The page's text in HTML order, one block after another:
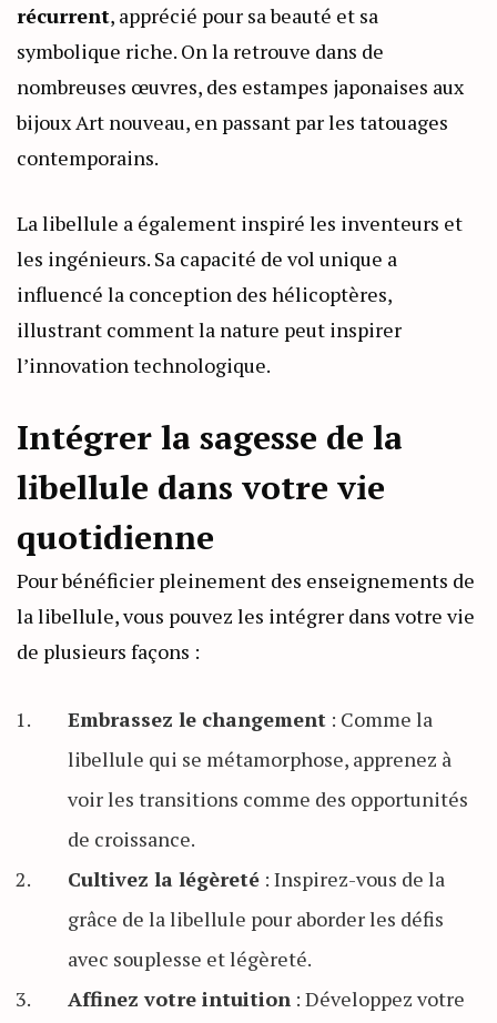
récurrent, apprécié pour sa beauté et sa
symbolique riche. On la retrouve dans de
nombreuses œuvres, des estampes japonaises aux
bijoux Art nouveau, en passant par les tatouages
contemporains.
La libellule a également inspiré les inventeurs et
les ingénieurs. Sa capacité de vol unique a
influencé la conception des hélicoptères,
illustrant comment la nature peut inspirer
l’innovation technologique.
Intégrer la sagesse de la
libellule dans votre vie
quotidienne
Pour bénéficier pleinement des enseignements de
la libellule, vous pouvez les intégrer dans votre vie
de plusieurs façons :
Embrassez le changement : Comme la
libellule qui se métamorphose, apprenez à
voir les transitions comme des opportunités
de croissance.
Cultivez la légèreté : Inspirez-vous de la
grâce de la libellule pour aborder les défis
avec souplesse et légèreté.
Affinez votre intuition : Développez votre